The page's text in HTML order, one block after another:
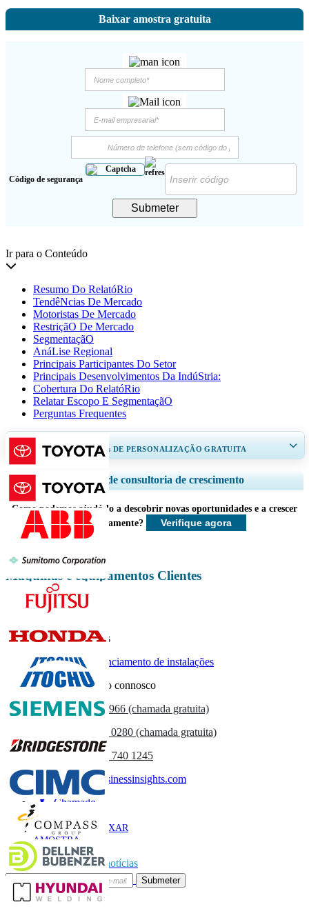
Baixar amostra gratuita
Código de segurança
Submeter
Ir para o Conteúdo
Resumo Do RelatóRio
TendêNcias De Mercado
Motoristas De Mercado
RestriçãO De Mercado
SegmentaçãO
AnáLise Regional
Principais Participantes Do Setor
Principais Desenvolvimentos Da IndúStria:
Cobertura Do RelatóRio
Relatar Escopo E SegmentaçãO
Perguntas Frequentes
RECEBA DE 30 A 60horas DE PERSONALIZAÇÃO GRATUITA
Ampliar a cobertura regional e por país, Análise de segmentos, Perfis de
empresas, Benchmarking competitivo, e insights sobre o usuário final.
Personalizar agora
Serviços de consultoria de crescimento
Como podemos ajudá-lo a descobrir novas oportunidades e a crescer
mais rapidamente?
Verifique agora
Máquinas e equipamentos Clientes
Relatórios relacionados
Mercado de gerenciamento de instalações
Entre em contacto connosco
US+1 833 909 2966 (chamada gratuita)
+44 808 502 0280 (chamada gratuita)
(APAC) +91 744 740 1245
sales@fortunebusinessinsights.com
Chamado
BAIXAR
AMOSTRA
Subscrever boletim de notícias
Submeter
Confie on-line